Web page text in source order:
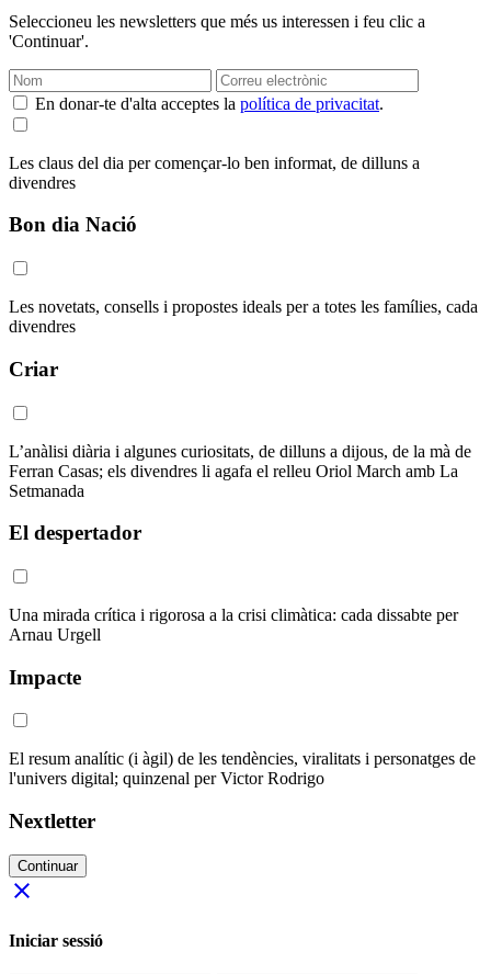
Seleccioneu les newsletters que més us interessen i feu clic a
'Continuar'.
En donar-te d'alta acceptes la política de privacitat.
Les claus del dia per començar-lo ben informat, de dilluns a
divendres
Bon dia Nació
Les novetats, consells i propostes ideals per a totes les famílies, cada
divendres
Criar
L’anàlisi diària i algunes curiositats, de dilluns a dijous, de la mà de
Ferran Casas; els divendres li agafa el relleu Oriol March amb La
Setmanada
El despertador
Una mirada crítica i rigorosa a la crisi climàtica: cada dissabte per
Arnau Urgell
Impacte
El resum analític (i àgil) de les tendències, viralitats i personatges de
l'univers digital; quinzenal per Victor Rodrigo
Nextletter
Continuar
close
Iniciar sessió